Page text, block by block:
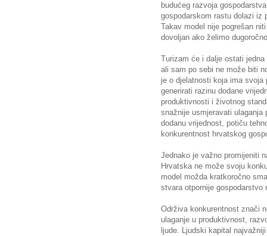
budućeg razvoja
gospodarskom rastu dolazi iz
Takav model nije pogrešan
dovoljan ako želimo
Turizam će i dalje ostati
ali sam po sebi ne može biti
je o djelatnosti koja ima svoja
generirati razinu dodane
produktivnosti i životnog
snažnije usmjeravati
dodanu vrijednost, potiču
konkurentnost hrvatskog
Jednako je važno promijeniti
Hrvatska ne može svoju
model možda kratkoročno
stvara otpornije
Održiva konkurentnost znači
ulaganje u produktivnost,
ljude. Ljudski kapital